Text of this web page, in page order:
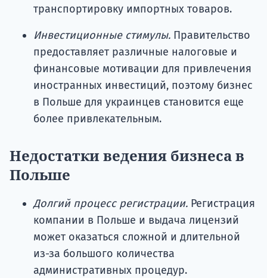
транспортировку импортных товаров.
Инвестиционные стимулы. Правительство
предоставляет различные налоговые и
финансовые мотивации для привлечения
иностранных инвестиций, поэтому бизнес
в Польше для украинцев становится еще
более привлекательным.
Недостатки ведения бизнеса в
Польше
Долгий процесс регистрации. Регистрация
компании в Польше и выдача лицензий
может оказаться сложной и длительной
из-за большого количества
административных процедур.